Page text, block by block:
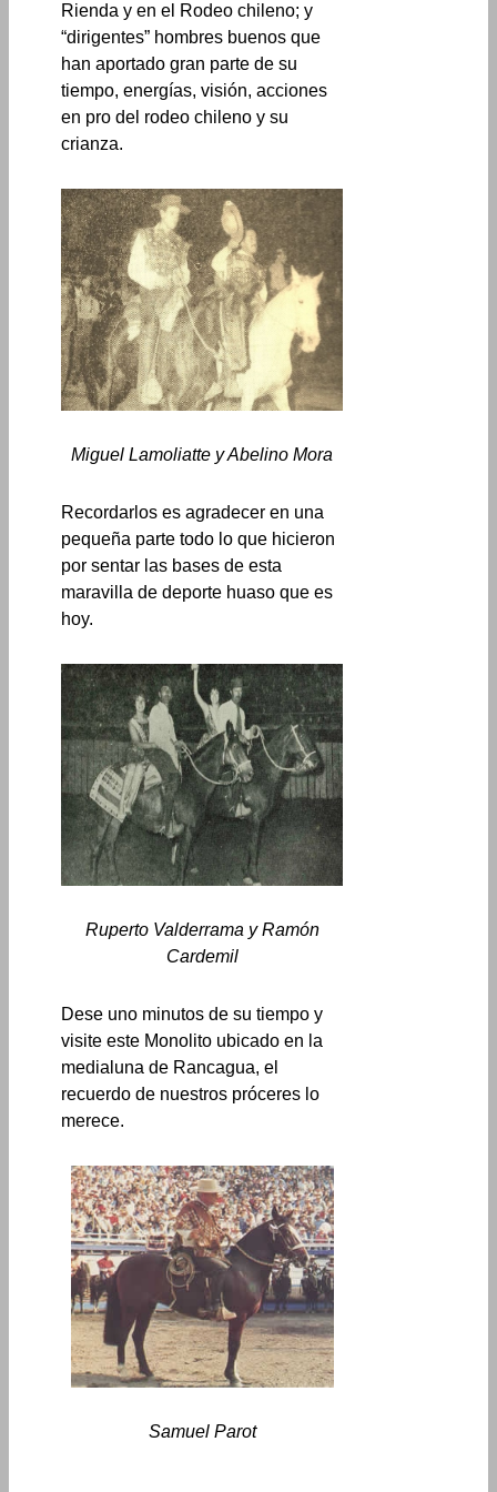
Rienda y en el Rodeo chileno; y
“dirigentes” hombres buenos que
han aportado gran parte de su
tiempo, energías, visión, acciones
en pro del rodeo chileno y su
crianza.
Miguel Lamoliatte y Abelino Mora
Recordarlos es agradecer en una
pequeña parte todo lo que hicieron
por sentar las bases de esta
maravilla de deporte huaso que es
hoy.
Ruperto Valderrama y Ramón
Cardemil
Dese uno minutos de su tiempo y
visite este Monolito ubicado en la
medialuna de Rancagua, el
recuerdo de nuestros próceres lo
merece.
Samuel Parot